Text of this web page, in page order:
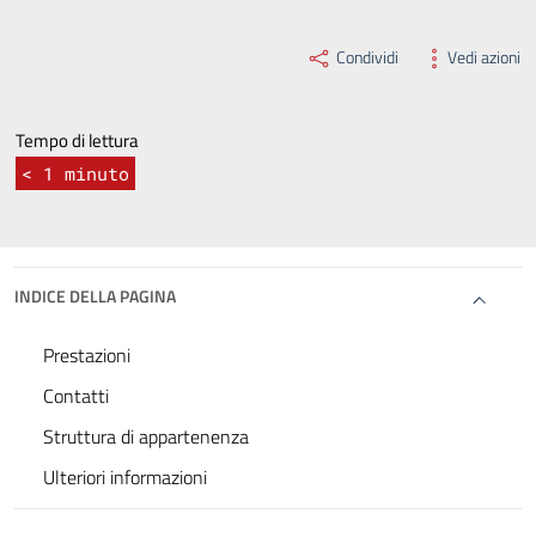
Condividi Vedi azioni
Tempo di lettura
< 1 minuto
INDICE DELLA PAGINA
Prestazioni
Contatti
Struttura di appartenenza
Ulteriori informazioni